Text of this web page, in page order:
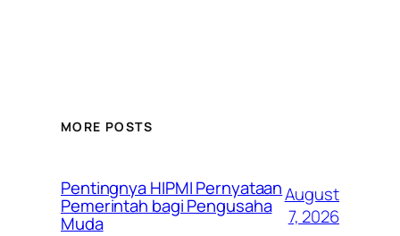
MORE POSTS
Pentingnya HIPMI Pernyataan
Pemerintah bagi Pengusaha
Muda
August
7, 2026